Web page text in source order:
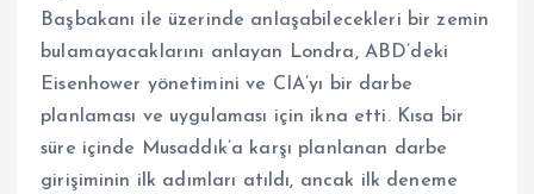
Başbakanı ile üzerinde anlaşabilecekleri bir zemin
bulamayacaklarını anlayan Londra, ABD’deki
Eisenhower yönetimini ve CIA’yı bir darbe
planlaması ve uygulaması için ikna etti. Kısa bir
süre içinde Musaddık’a karşı planlanan darbe
girişiminin ilk adımları atıldı, ancak ilk deneme